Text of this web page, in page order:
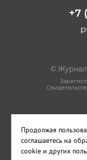
+7
©
Правила
Продолжая
соглашаетесь на
cookie и других